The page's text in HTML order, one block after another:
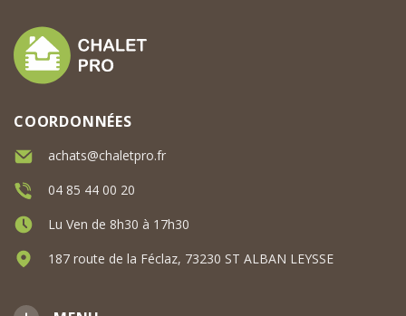
COORDONNÉES
achats@chaletpro.fr
04 85 44 00 20
Lu Ven de 8h30 à 17h30
187 route de la Féclaz, 73230 ST ALBAN LEYSSE